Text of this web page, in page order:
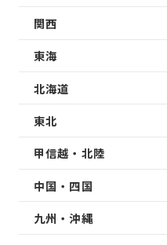
関西
東海
北海道
東北
甲信越・北陸
中国・四国
九州・沖縄